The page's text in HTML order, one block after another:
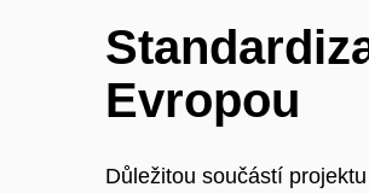
Evropou
Důležitou součástí